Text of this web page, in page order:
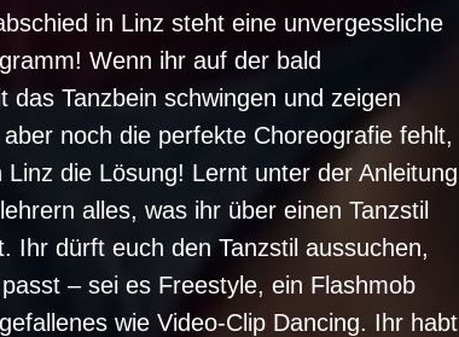
in Linz steht eine unvergessliche
Wenn ihr auf der bald
das Tanzbein schwingen und zeigen
noch die perfekte Choreografie fehlt,
die Lösung! Lernt unter der Anleitung
alles, was ihr über einen Tanzstil
Ihr dürft euch den Tanzstil aussuchen,
– sei es Freestyle, ein Flashmob
wie Video-Clip Dancing. Ihr habt